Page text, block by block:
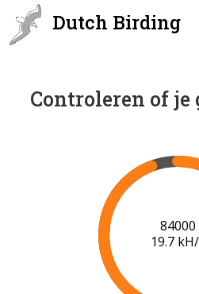
Dutch Birding
Controleren of je
86000
19.8